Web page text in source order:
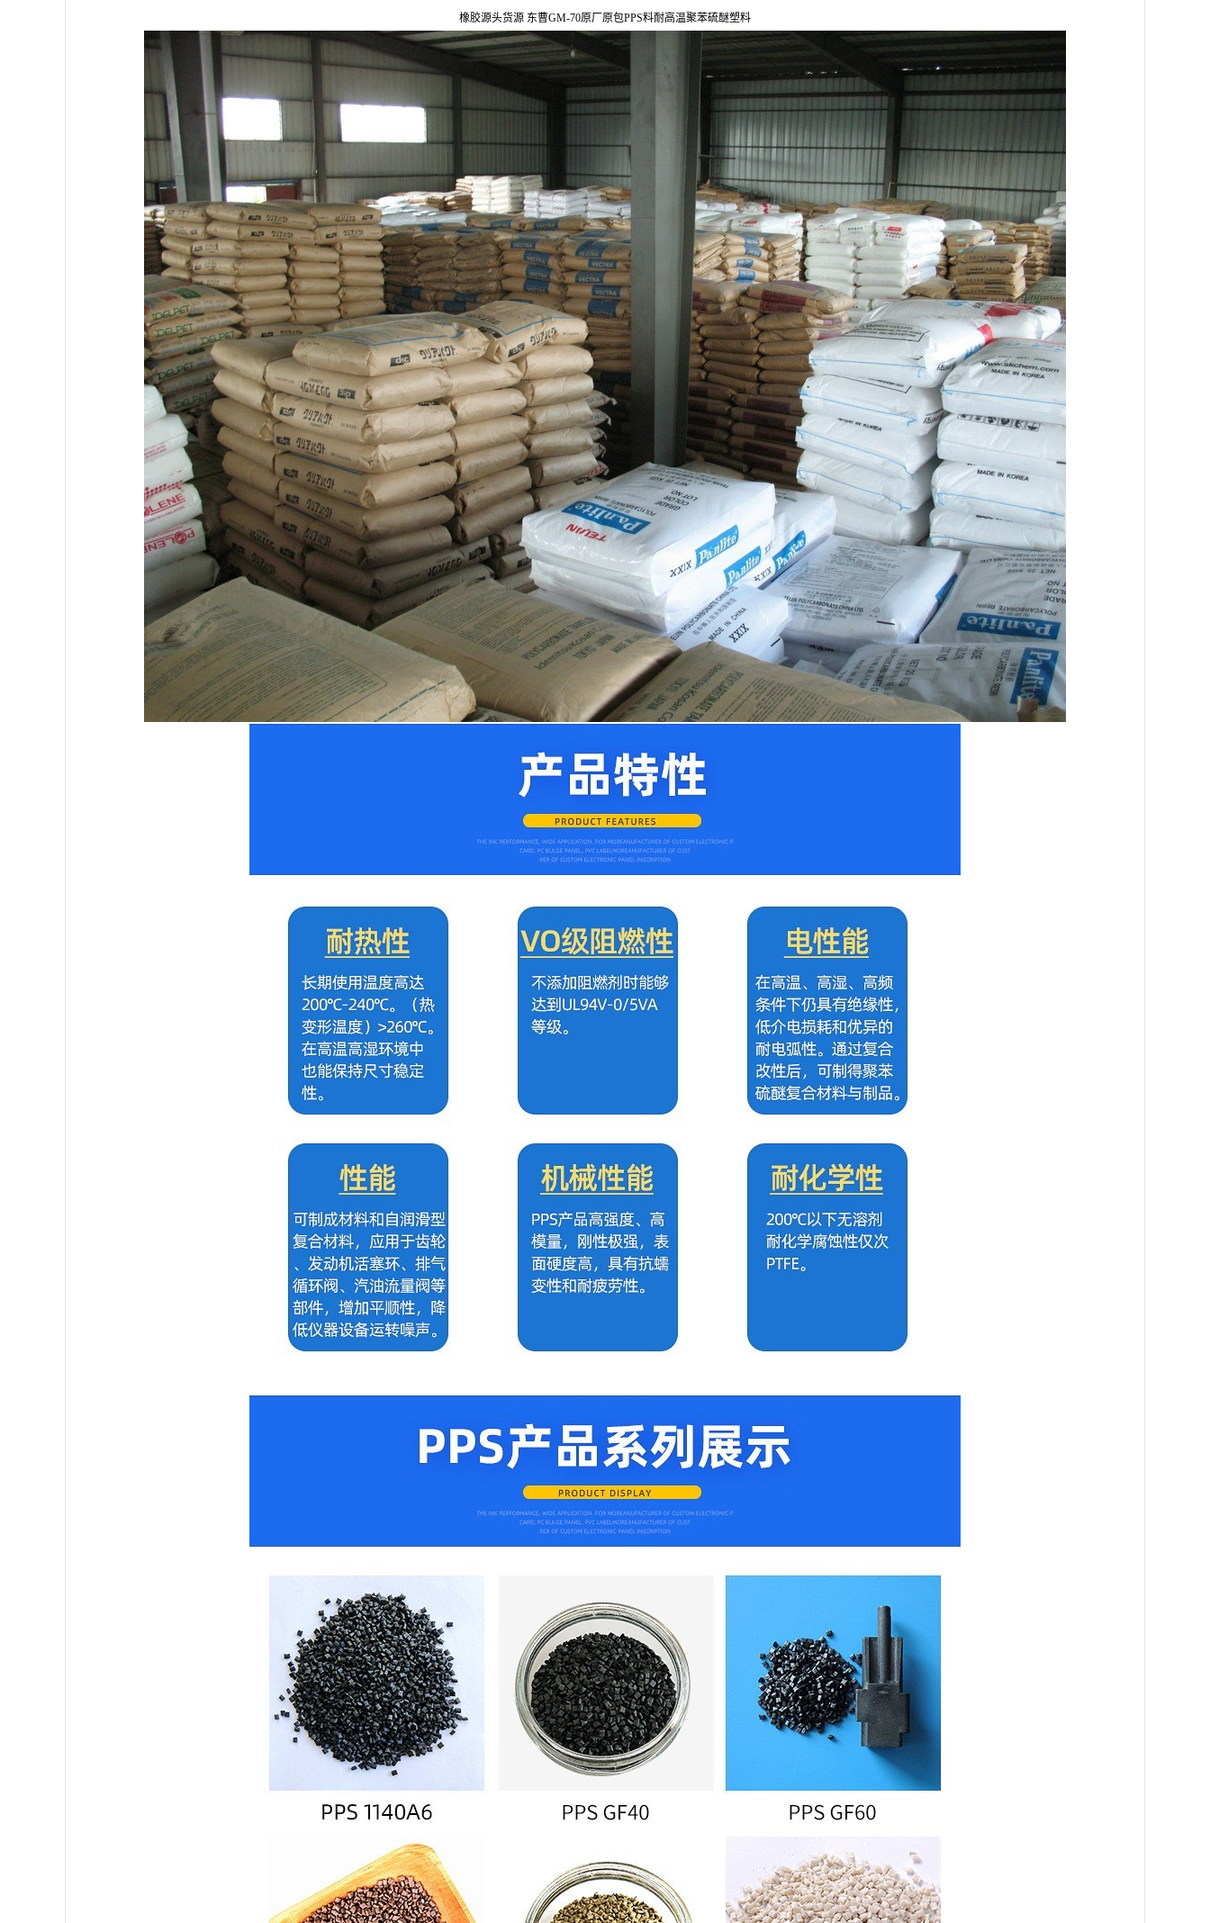
橡胶源头货源 东曹GM-70原厂原包PPS料耐高温聚苯硫醚塑料